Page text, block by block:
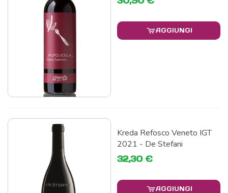
AGGIUNGI
Kreda Refosco Veneto IGT
2021 - De Stefani
32,30 €
AGGIUNGI